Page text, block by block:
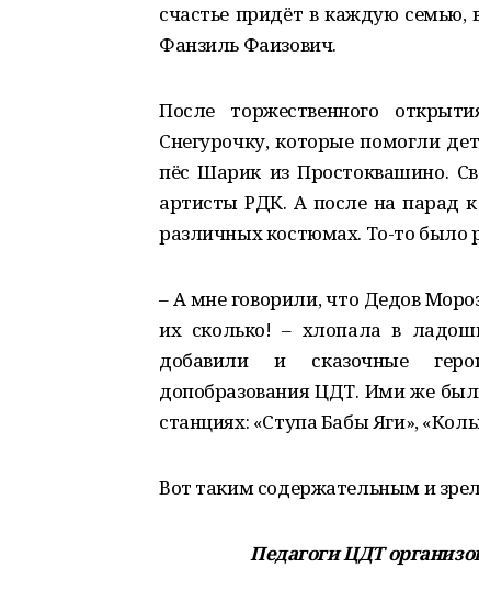
счастье придёт в каждую
Фанзиль Фаизович.
После торжественного
Снегурочку, которые помогли
пёс Шарик из Простоквашино.
артисты РДК. А после на парад
различных костюмах. То-то было
– А мне говорили, что Дедов
их сколько! – хлопала в
добавили и сказочные
допобразования ЦДТ. Ими же
станциях: «Ступа Бабы Яги»,
Вот таким содержательным и
Педагоги ЦДТ